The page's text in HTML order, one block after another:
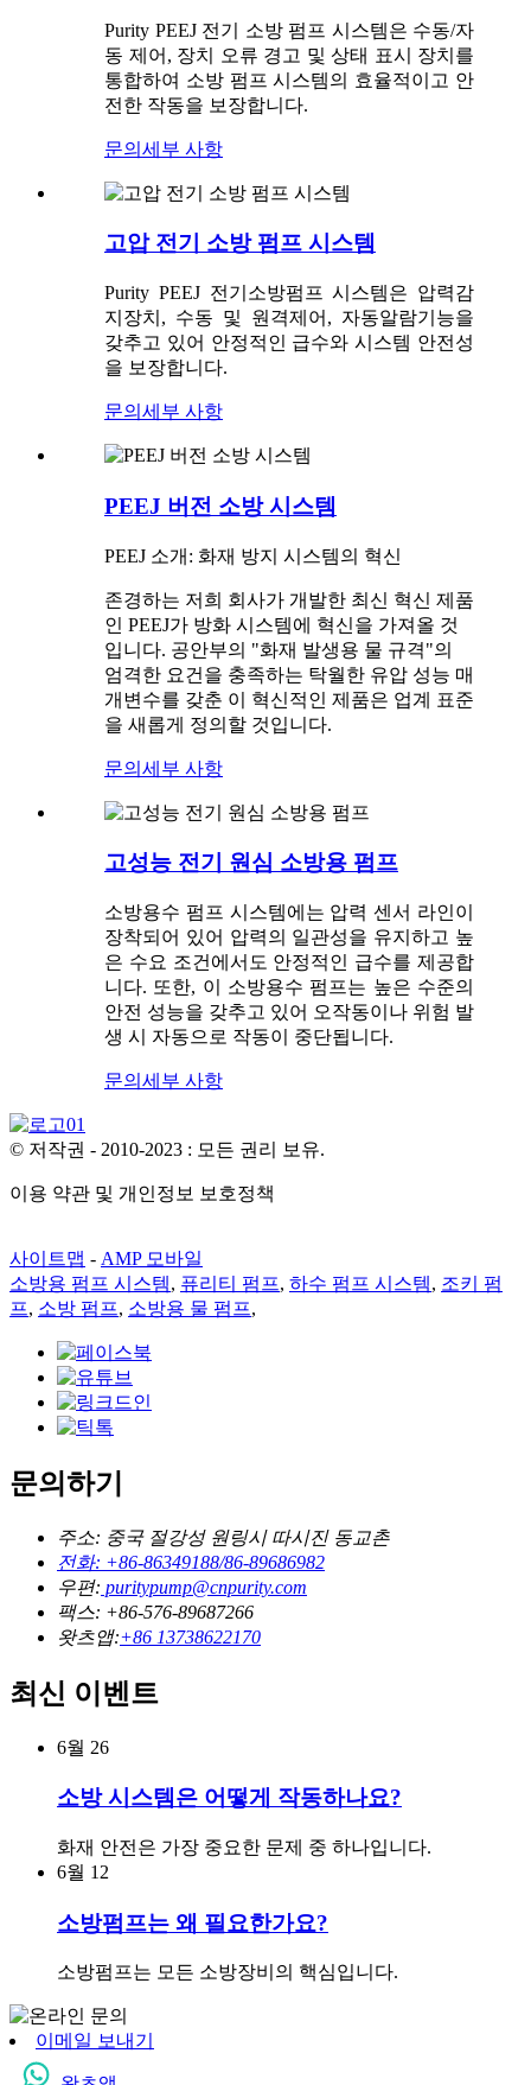
Purity PEEJ 전기 소방 펌프 시스템은 수동/자
동 제어, 장치 오류 경고 및 상태 표시 장치를
통합하여 소방 펌프 시스템의 효율적이고 안
전한 작동을 보장합니다.
문의 세부 사항
고압 전기 소방 펌프 시스템
Purity PEEJ 전기소방펌프 시스템은 압력감
지장치, 수동 및 원격제어, 자동알람기능을
갖추고 있어 안정적인 급수와 시스템 안전성
을 보장합니다.
문의 세부 사항
PEEJ 버전 소방 시스템
PEEJ 소개: 화재 방지 시스템의 혁신
존경하는 저희 회사가 개발한 최신 혁신 제품
인 PEEJ가 방화 시스템에 혁신을 가져올 것
입니다. 공안부의 "화재 발생용 물 규격"의
엄격한 요건을 충족하는 탁월한 유압 성능 매
개변수를 갖춘 이 혁신적인 제품은 업계 표준
을 새롭게 정의할 것입니다.
문의 세부 사항
고성능 전기 원심 소방용 펌프
소방용수 펌프 시스템에는 압력 센서 라인이
장착되어 있어 압력의 일관성을 유지하고 높
은 수요 조건에서도 안정적인 급수를 제공합
니다. 또한, 이 소방용수 펌프는 높은 수준의
안전 성능을 갖추고 있어 오작동이나 위험 발
생 시 자동으로 작동이 중단됩니다.
문의 세부 사항
© 저작권 - 2010-2023 : 모든 권리 보유.
이용 약관 및 개인정보 보호정책
사이트맵 - AMP 모바일
소방용 펌프 시스템, 퓨리티 펌프, 하수 펌프 시스템, 조키 펌
프, 소방 펌프, 소방용 물 펌프,
문의하기
주소: 중국 절강성 원링시 따시진 동교촌
전화: +86-86349188/86-89686982
우편: puritypump@cnpurity.com
팩스: +86-576-89687266
왓츠앱:+86 13738622170
최신 이벤트
6월 26
소방 시스템은 어떻게 작동하나요?
화재 안전은 가장 중요한 문제 중 하나입니다.
6월 12
소방펌프는 왜 필요한가요?
소방펌프는 모든 소방장비의 핵심입니다.
이메일 보내기